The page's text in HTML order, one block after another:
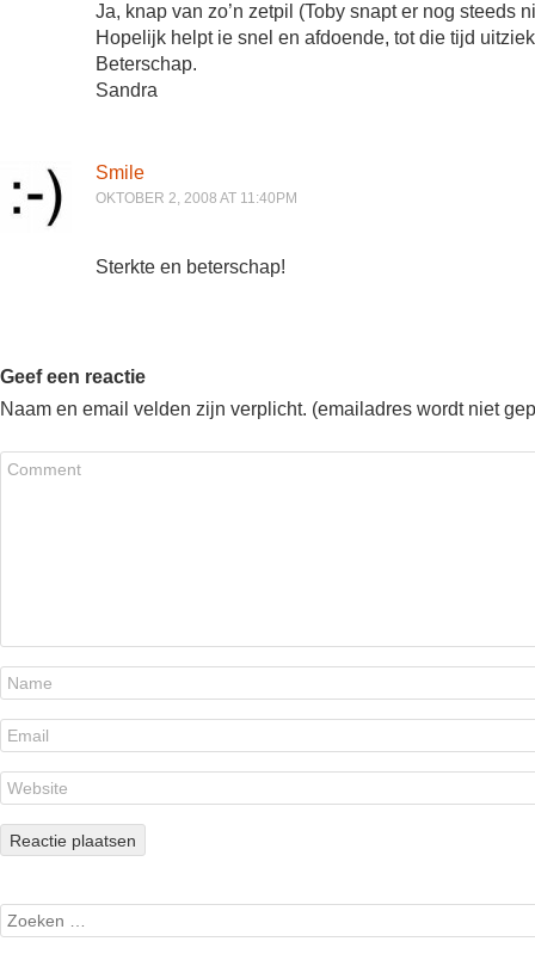
Ja, knap van zo’n zetpil (Toby snapt er nog steeds
Hopelijk helpt ie snel en afdoende, tot die tijd
Beterschap.
Sandra
Smile
OKTOBER 2, 2008 AT 11:40PM
Sterkte en beterschap!
Geef een reactie
Naam en email velden zijn verplicht. (emailadres wordt niet
Search